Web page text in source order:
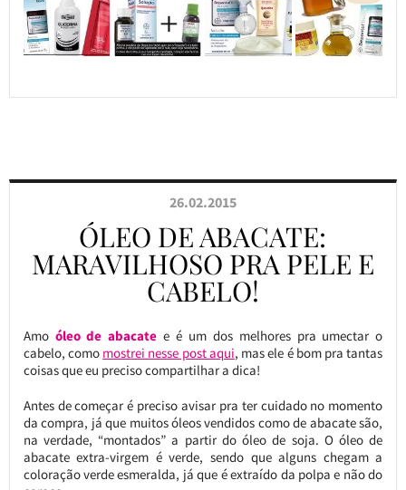
26.02.2015
ÓLEO DE ABACATE:
MARAVILHOSO PRA PELE E
CABELO!
Amo óleo de abacate e é um dos melhores pra umectar o
cabelo, como mostrei nesse post aqui, mas ele é bom pra tantas
coisas que eu preciso compartilhar a dica!
Antes de começar é preciso avisar pra ter cuidado no momento
da compra, já que muitos óleos vendidos como de abacate são,
na verdade, “montados” a partir do óleo de soja. O óleo de
abacate extra-virgem é verde, sendo que alguns chegam a
coloração verde esmeralda, já que é extraído da polpa e não do